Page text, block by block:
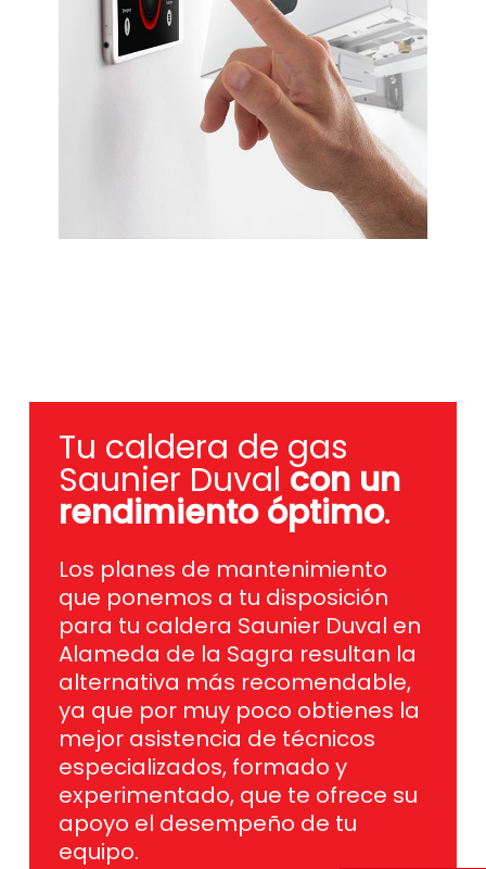
Tu caldera de gas
Saunier Duval con un
rendimiento óptimo.
Los planes de mantenimiento
que ponemos a tu disposición
para tu caldera Saunier Duval en
Alameda de la Sagra resultan la
alternativa más recomendable,
ya que por muy poco obtienes la
mejor asistencia de técnicos
especializados, formado y
experimentado, que te ofrece su
apoyo el desempeño de tu
equipo.